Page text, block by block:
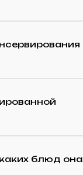
блюд она